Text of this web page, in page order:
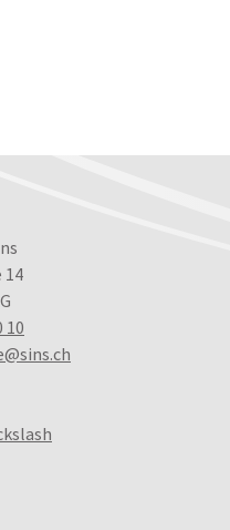
14
10
@sins.ch